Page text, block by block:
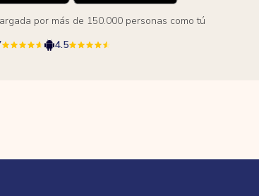
por más de 150.000 personas como tú
4.5